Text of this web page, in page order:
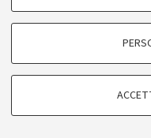
COOKIE TECNICI -
Si tratta di cookie tecnici
© Copyright 2026 -
Bologna - Via Zamboni,
Privacy
Note